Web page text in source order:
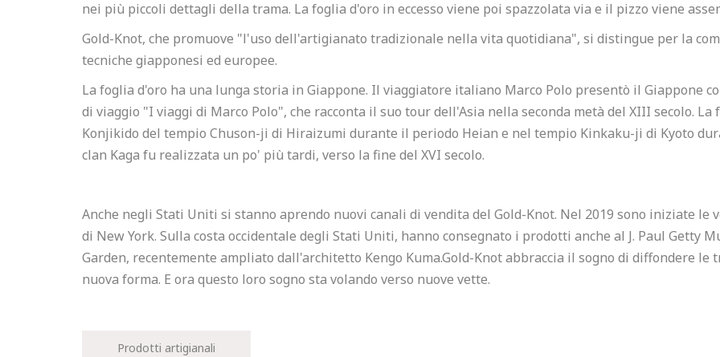
nei più piccoli dettagli della trama. La foglia d'oro in eccesso viene poi spazzolata via e il pizzo viene
Gold-Knot, che promuove "l'uso dell'artigianato tradizionale nella vita quotidiana", si distingue per la
tecniche giapponesi ed europee.
La foglia d'oro ha una lunga storia in Giappone. Il viaggiatore italiano Marco Polo presentò il Giappone
di viaggio "I viaggi di Marco Polo", che racconta il suo tour dell'Asia nella seconda metà del XIII secolo.
Konjikido del tempio Chuson-ji di Hiraizumi durante il periodo Heian e nel tempio Kinkaku-ji di Kyoto
clan Kaga fu realizzata un po' più tardi, verso la fine del XVI secolo.
Anche negli Stati Uniti si stanno aprendo nuovi canali di vendita del Gold-Knot. Nel 2019 sono iniziate le
di New York. Sulla costa occidentale degli Stati Uniti, hanno consegnato i prodotti anche al J. Paul Getty
Garden, recentemente ampliato dall'architetto Kengo Kuma.Gold-Knot abbraccia il sogno di diffondere
nuova forma. E ora questo loro sogno sta volando verso nuove vette.
Prodotti artigianali